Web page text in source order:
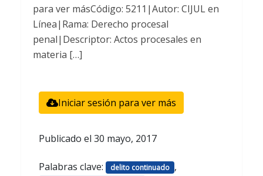
para ver másCódigo: 5211|Autor: CIJUL en
Línea|Rama: Derecho procesal
penal|Descriptor: Actos procesales en
materia […]
Iniciar sesión para ver más
Publicado el 30 mayo, 2017
Palabras clave: delito continuado ,